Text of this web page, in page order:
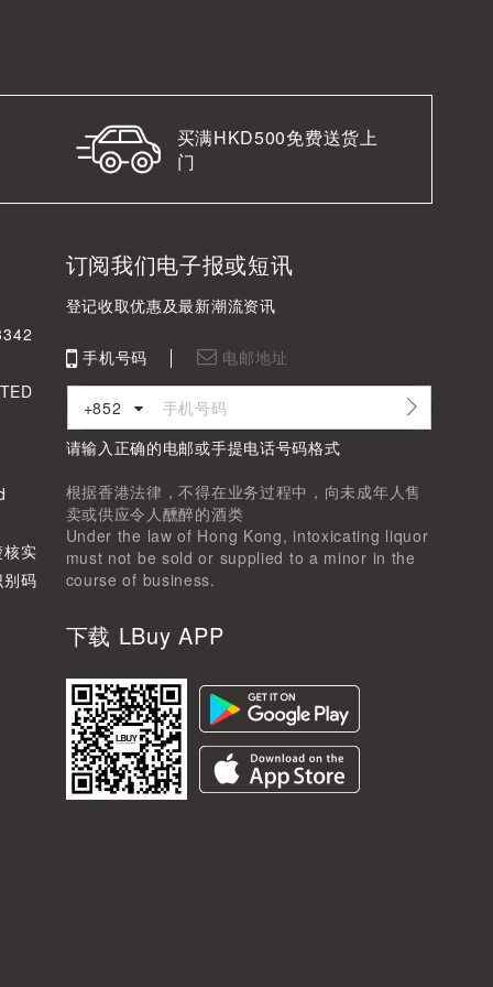
买满HKD500免费送货上
门
实
码
订阅我们电子报或短讯
登记收取优惠及最新潮流资讯
手机号码 电邮地址
+852
请输入正确的电邮或手提电话号码格式
根据香港法律，不得在业务过程中，向未成年人售
卖或供应令人醺醉的酒类
Under the law of Hong Kong, intoxicating liquor
must not be sold or supplied to a minor in the
course of business.
下载 LBuy APP